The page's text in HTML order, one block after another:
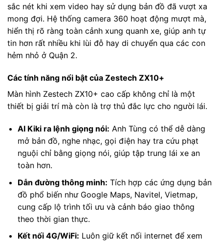
sắc nét khi xem video hay sử dụng bản đồ đã vượt xa
mong đợi. Hệ thống camera 360 hoạt động mượt mà,
hiển thị rõ ràng toàn cảnh xung quanh xe, giúp anh tự
tin hơn rất nhiều khi lùi đỗ hay di chuyển qua các con
hẻm nhỏ ở Quận 2.
Các tính năng nổi bật của Zestech ZX10+
Màn hình Zestech ZX10+ cao cấp không chỉ là một
thiết bị giải trí mà còn là trợ thủ đắc lực cho người lái.
AI Kiki ra lệnh giọng nói: Anh Tùng có thể dễ dàng
mở bản đồ, nghe nhạc, gọi điện hay tra cứu phạt
nguội chỉ bằng giọng nói, giúp tập trung lái xe an
toàn hơn.
Dẫn đường thông minh: Tích hợp các ứng dụng bản
đồ phổ biến như Google Maps, Navitel, Vietmap,
cung cấp lộ trình tối ưu và cảnh báo giao thông
theo thời gian thực.
Kết nối 4G/WiFi: Luôn giữ kết nối internet để xem